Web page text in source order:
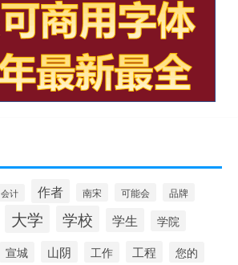
会计 作者 南宋 可能会 品牌
大学 学校 学生 学院
宣城 山阴 工作 工程 您的